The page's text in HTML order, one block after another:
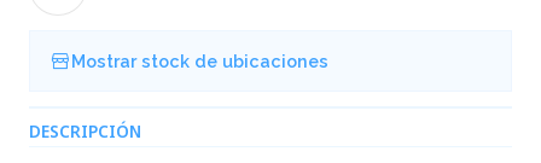
Mostrar stock de ubicaciones
DESCRIPCIÓN